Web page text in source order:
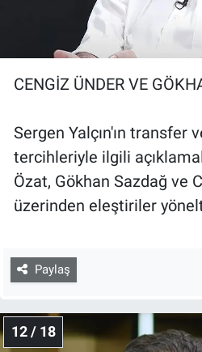
CENGİZ ÜNDER VE
Sergen Yalçın'ın transfer
tercihleriyle ilgili
Özat, Gökhan Sazdağ ve
üzerinden eleştiriler
Paylaş
12 / 18